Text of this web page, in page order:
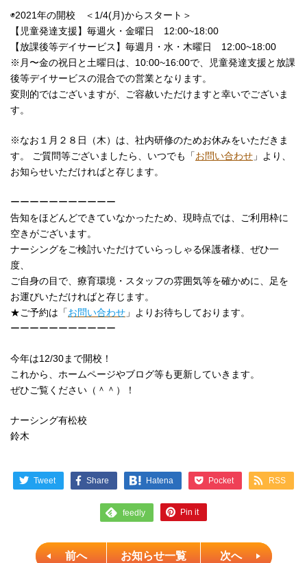
◉2021年の開校 ＜1/4(月)からスタート＞
【児童発達支援】毎週火・金曜日 12:00~18:00
【放課後等デイサービス】毎週月・水・木曜日 12:00~18:00
※月〜金の祝日と土曜日は、10:00~16:00で、児童発達支援と放課
後等デイサービスの混合での営業となります。
変則的ではございますが、ご容赦いただけますと幸いでございま
す。
※なお１月２８日（木）は、社内研修のためお休みをいただきま
す。 ご質問等ございましたら、いつでも「お問い合わせ 」より、
お知らせいただければと存じます。
ーーーーーーーーーーー
告知をほどんどできていなかったため、現時点では、ご利用枠に
空きがございます。
ナーシングをご検討いただけていらっしゃる保護者様、ぜひ一
度、
ご自身の目で、療育環境・スタッフの雰囲気等を確かめに、足を
お運びいただければと存じます。
★ご予約は「お問い合わせ 」よりお待ちしております。
ーーーーーーーーーーー
今年は12/30まで開校！
これから、ホームページやブログ等も更新していきます。
ぜひご覧ください（＾＾）！
ナーシング有松校
鈴木
Tweet Share Hatena Pocket RSS
feedly Pin it
前へ お知らせ一覧 次へ